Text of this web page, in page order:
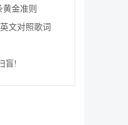
金准则
文对照歌词
盲!